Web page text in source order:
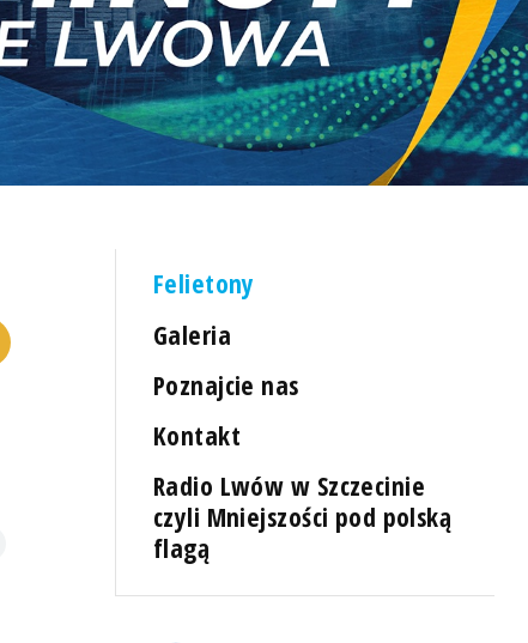
Felietony
Galeria
Poznajcie nas
Kontakt
Radio Lwów w Szczecinie
czyli Mniejszości pod polską
flagą